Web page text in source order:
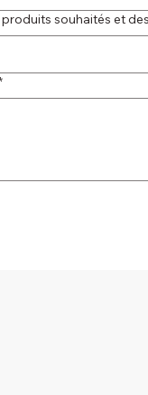
souhaités et